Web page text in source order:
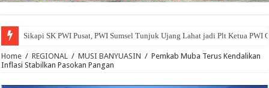
Sikapi SK PWI Pusat, PWI Sumsel Tunjuk Ujang Lahat jadi Plt Ketua PWI
Home / REGIONAL / MUSI BANYUASIN / Pemkab Muba Terus Kendalikan
Inflasi Stabilkan Pasokan Pangan